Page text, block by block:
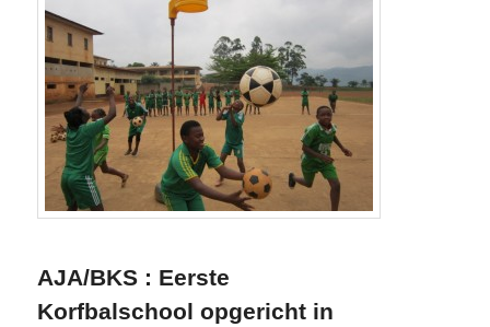
AJA/BKS : Eerste
Korfbalschool opgericht in